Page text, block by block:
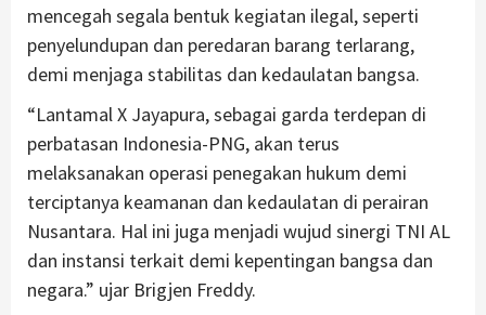
mencegah segala bentuk kegiatan ilegal, seperti
penyelundupan dan peredaran barang terlarang,
demi menjaga stabilitas dan kedaulatan bangsa.
“Lantamal X Jayapura, sebagai garda terdepan di
perbatasan Indonesia-PNG, akan terus
melaksanakan operasi penegakan hukum demi
terciptanya keamanan dan kedaulatan di perairan
Nusantara. Hal ini juga menjadi wujud sinergi TNI AL
dan instansi terkait demi kepentingan bangsa dan
negara.” ujar Brigjen Freddy.